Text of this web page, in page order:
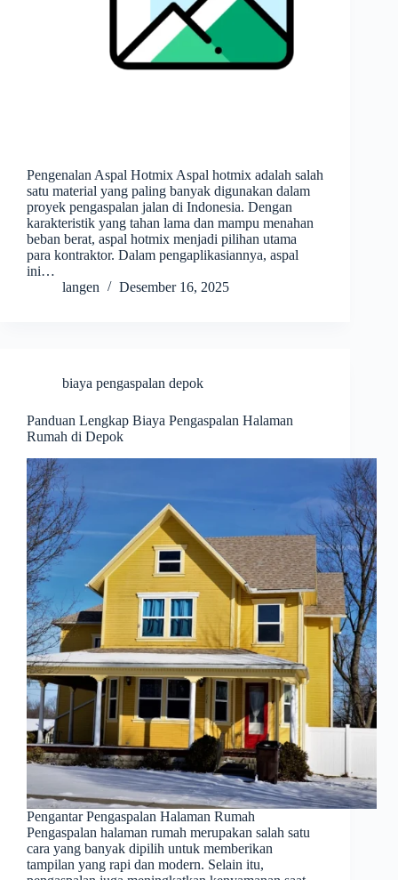
Pengenalan Aspal Hotmix Aspal hotmix adalah salah
satu material yang paling banyak digunakan dalam
proyek pengaspalan jalan di Indonesia. Dengan
karakteristik yang tahan lama dan mampu menahan
beban berat, aspal hotmix menjadi pilihan utama
para kontraktor. Dalam pengaplikasiannya, aspal
ini…
langen
Desember 16, 2025
biaya pengaspalan depok
Panduan Lengkap Biaya Pengaspalan Halaman
Rumah di Depok
Pengantar Pengaspalan Halaman Rumah
Pengaspalan halaman rumah merupakan salah satu
cara yang banyak dipilih untuk memberikan
tampilan yang rapi dan modern. Selain itu,